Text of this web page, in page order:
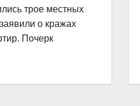
трое местных
о кражах
Почерк